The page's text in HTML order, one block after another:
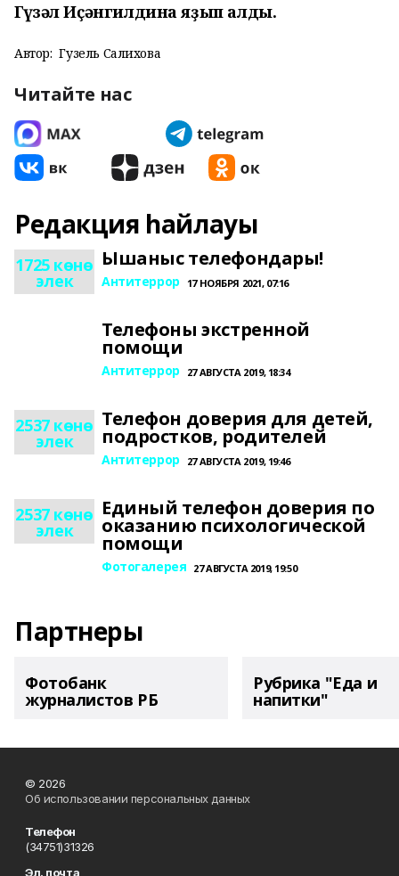
Гүзәл Иҫәнгилдина яҙып алды.
Автор: Гузель Салихова
Читайте нас
Редакция һайлауы
1725 көнө
элек
Ышаныс телефондары!
Антитеррор 17 НОЯБРЯ 2021, 07:16
Телефоны экстренной
помощи
Антитеррор 27 АВГУСТА 2019, 18:34
2537 көнө
элек
Телефон доверия для детей,
подростков, родителей
Антитеррор 27 АВГУСТА 2019, 19:46
2537 көнө
элек
Единый телефон доверия по
оказанию психологической
помощи
Фотогалерея 27 АВГУСТА 2019, 19:50
Партнеры
Фотобанк
журналистов РБ
Рубрика "Еда и
напитки"
© 2026
Об использовании персональных данных
Телефон
(34751)31326
Эл. почта